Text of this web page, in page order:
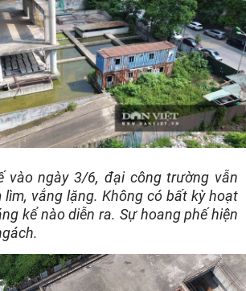
vào ngày 3/6, đại công trường vẫn
vắng lặng. Không có bất kỳ hoạt
kể nào diễn ra. Sự hoang phế hiện